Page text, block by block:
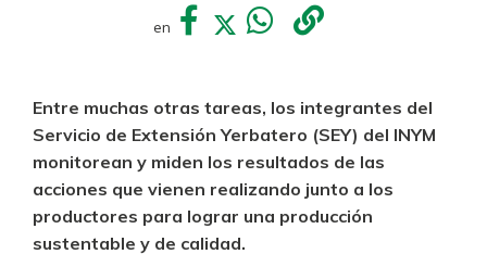
en
Entre muchas otras tareas, los integrantes del
Servicio de Extensión Yerbatero (SEY) del INYM
monitorean y miden los resultados de las
acciones que vienen realizando junto a los
productores para lograr una producción
sustentable y de calidad.